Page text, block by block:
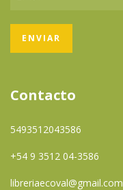
Contacto
5493512043586
+54 9 3512 04-3586
libreriaecoval@gmail.com